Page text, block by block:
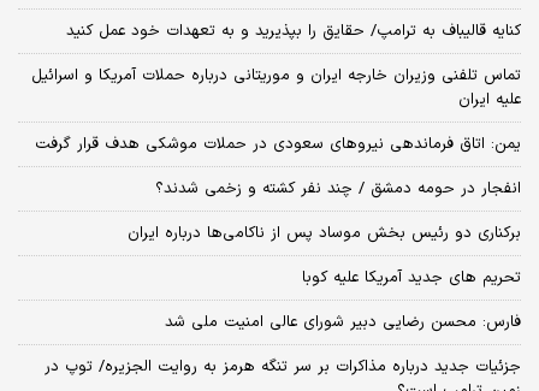
کنایه قالیباف به ترامپ/ حقایق را بپذیرید و به تعهدات خود عمل کنید
تماس تلفنی وزیران خارجه ایران و موریتانی درباره حملات آمریکا و اسرائیل
علیه ایران
یمن: اتاق فرماندهی نیروهای سعودی در حملات موشکی هدف قرار گرفت
انفجار در حومه دمشق / چند نفر کشته و زخمی شدند؟
برکناری دو رئیس بخش موساد پس از ناکامی‌ها درباره ایران
تحریم های جدید آمریکا علیه کوبا
فارس: محسن رضایی دبیر شورای عالی امنیت ملی شد
جزئیات جدید درباره مذاکرات بر سر تنگه هرمز به روایت الجزیره/ توپ در